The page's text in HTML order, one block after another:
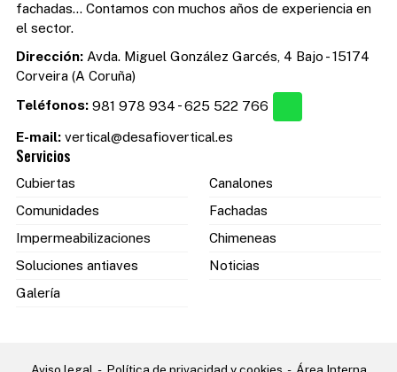
fachadas... Contamos con muchos años de experiencia en
el sector.
Dirección: Avda. Miguel González Garcés, 4 Bajo - 15174
Corveira (A Coruña)
Teléfonos: 981 978 934 -625 522 766
E-mail: vertical@desafiovertical.es
Servicios
Cubiertas
Canalones
Comunidades
Fachadas
Impermeabilizaciones
Chimeneas
Soluciones antiaves
Noticias
Galería